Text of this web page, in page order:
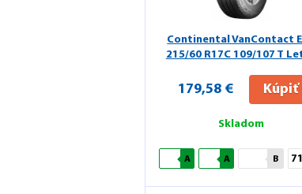
Continental VanContact
215/60 R17C 109/107 T
179,58 € Kúpiť
Skladom
A A B